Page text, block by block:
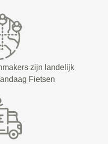
zijn landelijk
Fietsen